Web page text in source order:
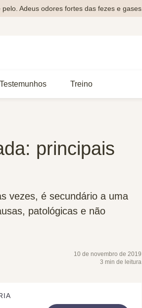
Adeus odores fortes das fezes e gases.
Testemunhos Treino
principais
vezes, é secundário a uma
patológicas e não
10 de novembro de 2019
3 min de leitura